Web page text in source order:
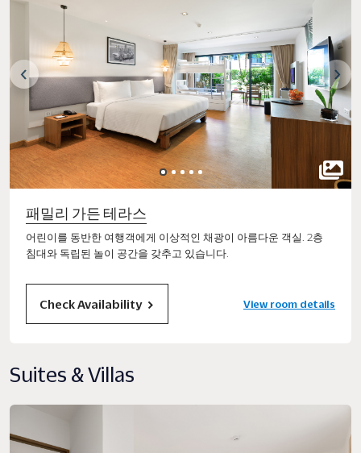
패밀리 가든 테라스
어린이를 동반한 여행객에게 이상적인 채광이 아름다운 객실. 2층
침대와 독립된 놀이 공간을 갖추고 있습니다.
Check Availability View room details
Suites & Villas